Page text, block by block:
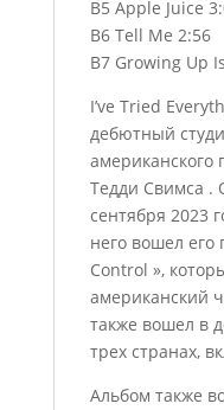
B5 Apple Juice
B6 Tell Me 2:56
B7 Growing Up
I’ve Tried
дебютный
американского
Тедди Свимса
сентября 2023
него вошел его
Control »,
американский
также вошел в
трех странах,
Альбом также